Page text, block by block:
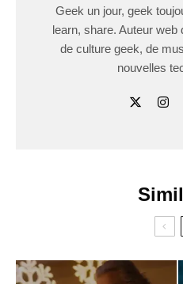
Geek un jour, geek
learn, share. Auteur
de culture geek, de
nouvelles